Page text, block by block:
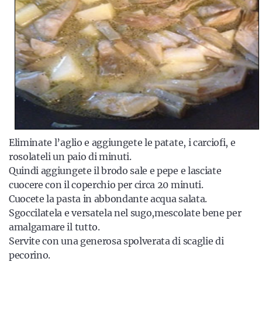
Eliminate l’aglio e aggiungete le patate, i carciofi, e
rosolateli un paio di minuti.
Quindi aggiungete il brodo sale e pepe e lasciate
cuocere con il coperchio per circa 20 minuti.
Cuocete la pasta in abbondante acqua salata.
Sgoccilatela e versatela nel sugo,mescolate bene per
amalgamare il tutto.
Servite con una generosa spolverata di scaglie di
pecorino.